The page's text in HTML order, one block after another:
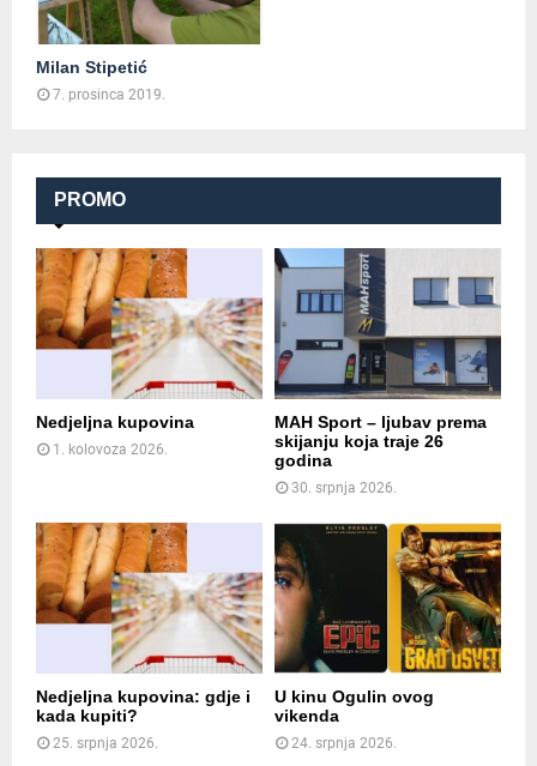
Milan Stipetić
7. prosinca 2019.
PROMO
Nedjeljna kupovina
1. kolovoza 2026.
MAH Sport – ljubav prema
skijanju koja traje 26
godina
30. srpnja 2026.
Nedjeljna kupovina: gdje i
kada kupiti?
25. srpnja 2026.
U kinu Ogulin ovog
vikenda
24. srpnja 2026.